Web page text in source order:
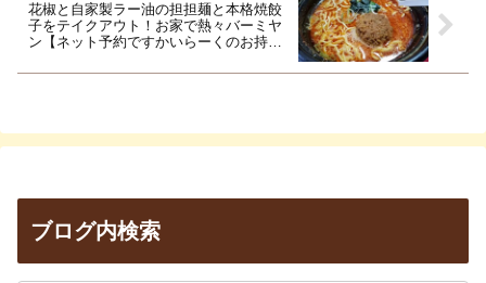
花椒と自家製ラー油の担担麺と本格焼餃
子をテイクアウト！お家で熱々バーミヤ
ン【ネット予約ですかいらーくのお持ち
ブログ内検索